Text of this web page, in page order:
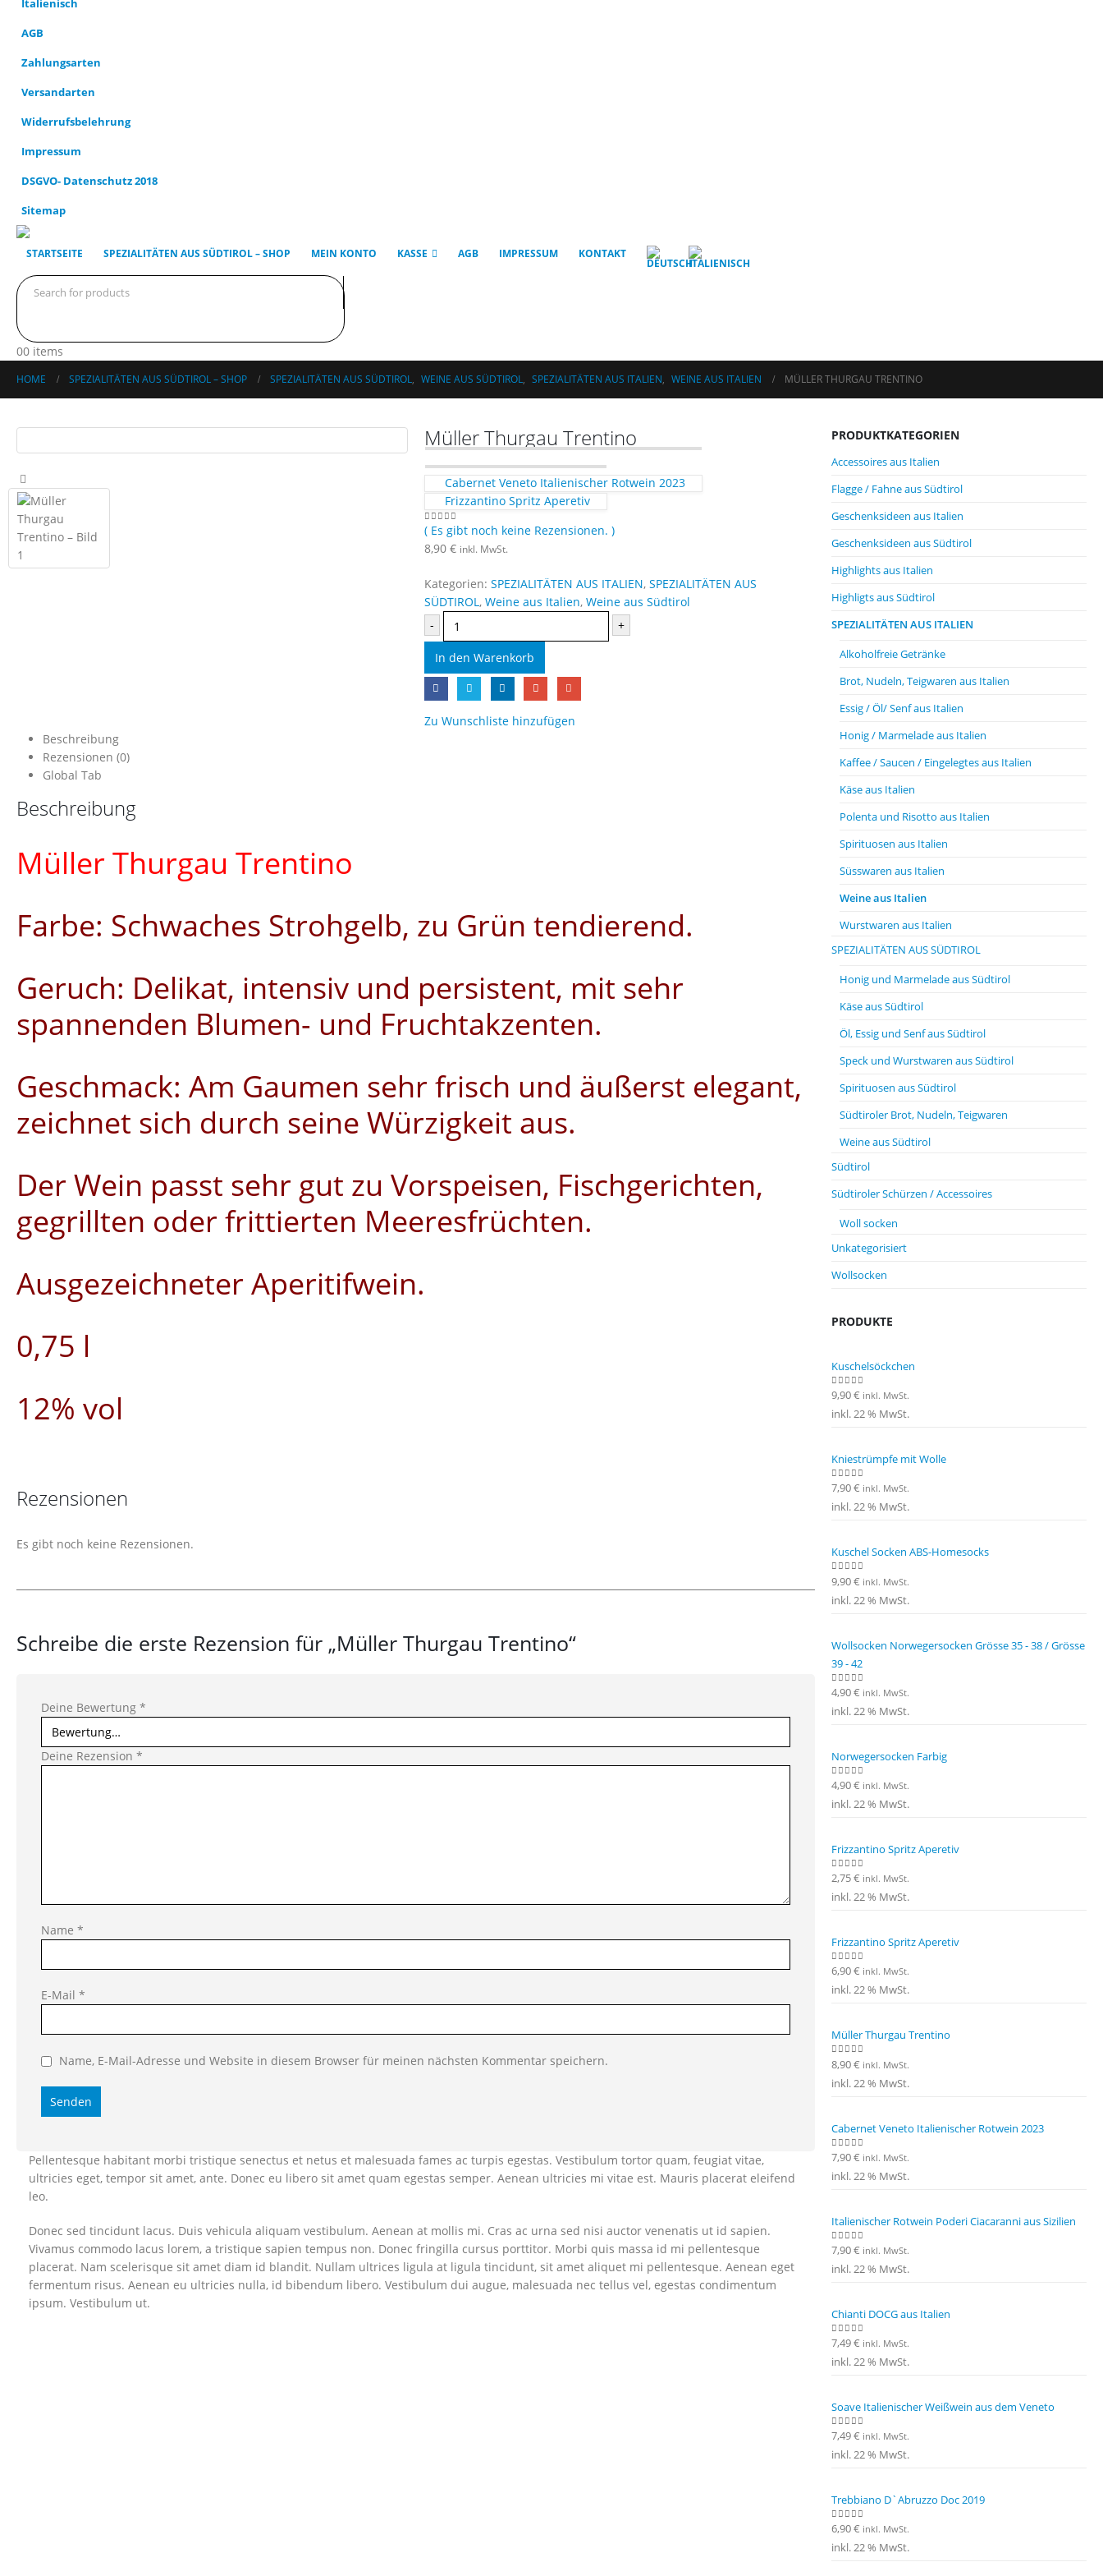
AGB
Zahlungsarten
Versandarten
Widerrufsbelehrung
Impressum
DSGVO- Datenschutz 2018
Sitemap
STARTSEITE SPEZIALITÄTEN AUS SÜDTIROL – SHOP MEIN KONTO KASSE AGB IMPRESSUM KONTAKT
00 items
HOME SPEZIALITÄTEN AUS SÜDTIROL – SHOP SPEZIALITÄTEN AUS SÜDTIROL, WEINE AUS SÜDTIROL, SPEZIALITÄTEN AUS ITALIEN, WEINE AUS ITALIEN MÜLLER THURGAU TRENTINO
Müller Thurgau Trentino
Cabernet Veneto Italienischer Rotwein 2023
Frizzantino Spritz Aperetiv
0 out of 5
( Es gibt noch keine Rezensionen. )
8,90 € inkl. MwSt.
Kategorien: SPEZIALITÄTEN AUS ITALIEN, SPEZIALITÄTEN AUS
SÜDTIROL, Weine aus Italien, Weine aus Südtirol
-
+
In den Warenkorb
Zu Wunschliste hinzufügen
Beschreibung
Rezensionen (0)
Global Tab
Beschreibung
Müller Thurgau Trentino
Farbe: Schwaches Strohgelb, zu Grün tendierend.
Geruch: Delikat, intensiv und persistent, mit sehr
spannenden Blumen- und Fruchtakzenten.
Geschmack: Am Gaumen sehr frisch und äußerst elegant,
zeichnet sich durch seine Würzigkeit aus.
Der Wein passt sehr gut zu Vorspeisen, Fischgerichten,
gegrillten oder frittierten Meeresfrüchten.
Ausgezeichneter Aperitifwein.
0,75 l
12% vol
Rezensionen
Es gibt noch keine Rezensionen.
Schreibe die erste Rezension für „Müller Thurgau Trentino“
Deine Bewertung *
Deine Rezension *
Name *
E-Mail *
Name, E-Mail-Adresse und Website in diesem Browser für meinen nächsten Kommentar speichern.
Pellentesque habitant morbi tristique senectus et netus et malesuada fames ac turpis egestas. Vestibulum tortor quam, feugiat vitae,
ultricies eget, tempor sit amet, ante. Donec eu libero sit amet quam egestas semper. Aenean ultricies mi vitae est. Mauris placerat eleifend
leo.
Donec sed tincidunt lacus. Duis vehicula aliquam vestibulum. Aenean at mollis mi. Cras ac urna sed nisi auctor venenatis ut id sapien.
Vivamus commodo lacus lorem, a tristique sapien tempus non. Donec fringilla cursus porttitor. Morbi quis massa id mi pellentesque
placerat. Nam scelerisque sit amet diam id blandit. Nullam ultrices ligula at ligula tincidunt, sit amet aliquet mi pellentesque. Aenean eget
fermentum risus. Aenean eu ultricies nulla, id bibendum libero. Vestibulum dui augue, malesuada nec tellus vel, egestas condimentum
ipsum. Vestibulum ut.
PRODUKTKATEGORIEN
Accessoires aus Italien
Flagge / Fahne aus Südtirol
Geschenksideen aus Italien
Geschenksideen aus Südtirol
Highlights aus Italien
Highligts aus Südtirol
SPEZIALITÄTEN AUS ITALIEN
Alkoholfreie Getränke
Brot, Nudeln, Teigwaren aus Italien
Essig / Öl/ Senf aus Italien
Honig / Marmelade aus Italien
Kaffee / Saucen / Eingelegtes aus Italien
Käse aus Italien
Polenta und Risotto aus Italien
Spirituosen aus Italien
Süsswaren aus Italien
Weine aus Italien
Wurstwaren aus Italien
SPEZIALITÄTEN AUS SÜDTIROL
Honig und Marmelade aus Südtirol
Käse aus Südtirol
Öl, Essig und Senf aus Südtirol
Speck und Wurstwaren aus Südtirol
Spirituosen aus Südtirol
Südtiroler Brot, Nudeln, Teigwaren
Weine aus Südtirol
Südtirol
Südtiroler Schürzen / Accessoires
Woll socken
Unkategorisiert
Wollsocken
PRODUKTE
Kuschelsöckchen
0 out of 5
9,90€ inkl. MwSt.
inkl. 22 % MwSt.
Kniestrümpfe mit Wolle
0 out of 5
7,90€ inkl. MwSt.
inkl. 22 % MwSt.
Kuschel Socken ABS-Homesocks
0 out of 5
9,90€ inkl. MwSt.
inkl. 22 % MwSt.
Wollsocken Norwegersocken Grösse 35 - 38 / Grösse
39 - 42
0 out of 5
4,90€ inkl. MwSt.
inkl. 22 % MwSt.
Norwegersocken Farbig
0 out of 5
4,90€ inkl. MwSt.
inkl. 22 % MwSt.
Frizzantino Spritz Aperetiv
0 out of 5
2,75€ inkl. MwSt.
inkl. 22 % MwSt.
Frizzantino Spritz Aperetiv
0 out of 5
6,90€ inkl. MwSt.
inkl. 22 % MwSt.
Müller Thurgau Trentino
0 out of 5
8,90€ inkl. MwSt.
inkl. 22 % MwSt.
Cabernet Veneto Italienischer Rotwein 2023
0 out of 5
7,90€ inkl. MwSt.
inkl. 22 % MwSt.
Italienischer Rotwein Poderi Ciacaranni aus Sizilien
0 out of 5
7,90€ inkl. MwSt.
inkl. 22 % MwSt.
Chianti DOCG aus Italien
0 out of 5
7,49€ inkl. MwSt.
inkl. 22 % MwSt.
Soave Italienischer Weißwein aus dem Veneto
0 out of 5
7,49€ inkl. MwSt.
inkl. 22 % MwSt.
Trebbiano D`Abruzzo Doc 2019
0 out of 5
6,90€ inkl. MwSt.
inkl. 22 % MwSt.